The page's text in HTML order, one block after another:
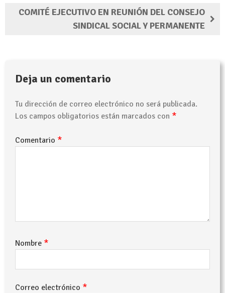
COMITÉ EJECUTIVO EN REUNIÓN DEL CONSEJO
SINDICAL SOCIAL Y PERMANENTE
Deja un comentario
Tu dirección de correo electrónico no será publicada.
Los campos obligatorios están marcados con *
Comentario *
Nombre *
Correo electrónico *